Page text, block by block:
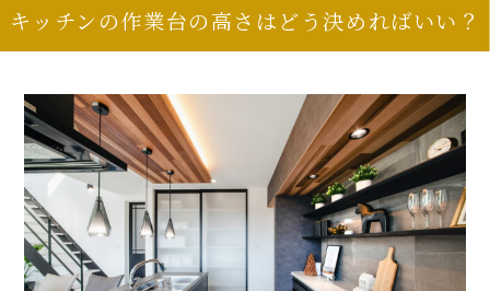
キッチンの作業台の高さはどう決めればいい？